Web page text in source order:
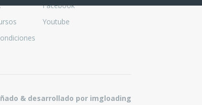
Facebook
Youtube
& desarrollado por imgloading